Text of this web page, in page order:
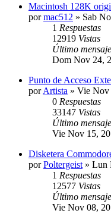
Macintosh 128K
pormac512 » Sab
1 Respuestas
12919 Vistas
Último mensaje
Dom Nov 24,
Punto de Acceso
porArtista » Vie Nov
0 Respuestas
33147 Vistas
Último mensaje
Vie Nov 15,
Disketera
porPoltergeist » Lun
1 Respuestas
12577 Vistas
Último mensaje
Vie Nov 08,